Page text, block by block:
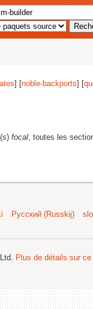
] [noble-backports] [
focal, toutes les
Русский (Russkij)
Plus de détails sur